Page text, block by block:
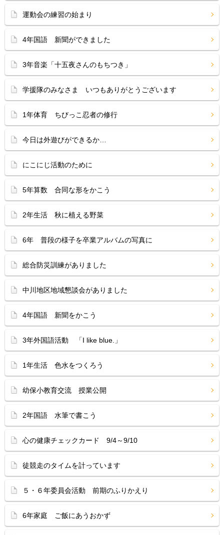
運動会の練習の始まり
4年国語 新聞ができました
3年音楽「十五夜さんのもちつき」
学援隊のみなさま いつもありがとうございます
1年体育 ちびっこ忍者の修行
今日は外遊びができるか…
にこにじ活動のために
5年算数 合同な形をかこう
2年生活 秋に植える野菜
6年 普段の様子を卒業アルバムの写真に
総合防災訓練がありました
中川地区地域懇談会がありました
4年国語 新聞をかこう
3年外国語活動 「I like blue.」
1年生活 色水をつくろう
幼保小教育交流 授業公開
2年国語 水筆で書こう
心の健康チェックカード 9/4～9/10
徒競走のタイムを計っています
５・６年委員会活動 前期のふりかえり
6年家庭 ご飯にあうおかず